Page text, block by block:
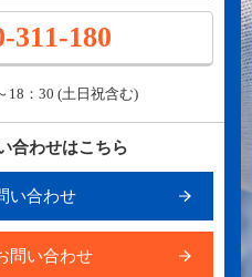
311-180
18：30 (土日祝含む)
合わせはこちら
い合わせ
問い合わせ